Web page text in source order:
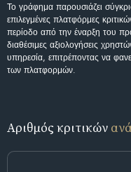
Το γράφημα παρουσιάζει
επιλεγμένες πλατφόρμες
περίοδο από την έναρξη του
διαθέσιμες αξιολογήσεις
υπηρεσία, επιτρέποντας να
των πλατφορμών.
Αριθμός κριτικών